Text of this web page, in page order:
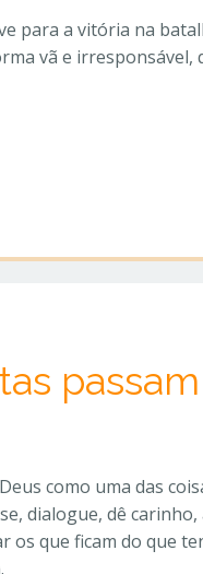
para a vitória na
vã e irresponsável,
passam
como uma das
dialogue, dê
os que ficam do que